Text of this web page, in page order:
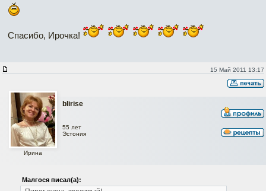
Спасибо, Ирочка!
15 Май 2011 13:17
blirise
Ирина
55 лет
Эстония
Малгося писал(а):